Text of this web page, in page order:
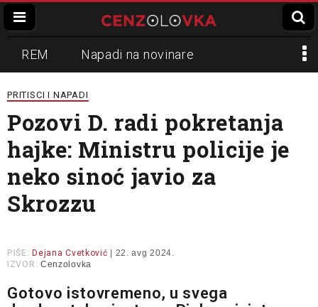
REM Napadi na novinare
Zvučni top
Propaganda Lokalni mediji
Informer Slavko Ćuruvija
PRITISCI I NAPADI
Pozovi D. radi pokretanja
hajke: Ministru policije je
neko sinoć javio za
Skrozzu
PIŠE: Dejana Cvetković | 22. avg 2024.
IZVOR: Cenzolovka
Gotovo istovremeno, u svega